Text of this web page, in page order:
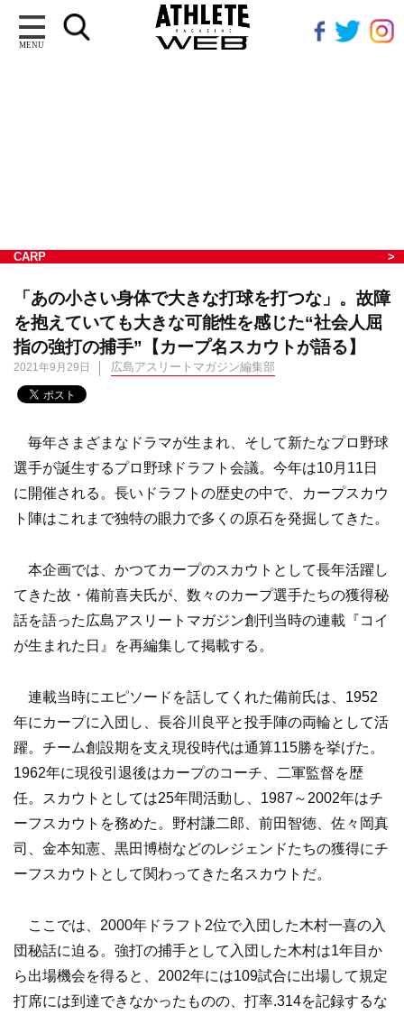
MENU
CARP
「あの小さい身体で大きな打球を打つな」。故障
を抱えていても大きな可能性を感じた“社会人屈
指の強打の捕手”【カープ名スカウトが語る】
2021年9月29日 広島アスリートマガジン編集部
毎年さまざまなドラマが生まれ、そして新たなプロ野球
選手が誕生するプロ野球ドラフト会議。今年は10月11日
に開催される。長いドラフトの歴史の中で、カープスカウ
ト陣はこれまで独特の眼力で多くの原石を発掘してきた。
本企画では、かつてカープのスカウトとして長年活躍し
てきた故・備前喜夫氏が、数々のカープ選手たちの獲得秘
話を語った広島アスリートマガジン創刊当時の連載『コイ
が生まれた日』を再編集して掲載する。
連載当時にエピソードを話してくれた備前氏は、1952
年にカープに入団し、長谷川良平と投手陣の両輪として活
躍。チーム創設期を支え現役時代は通算115勝を挙げた。
1962年に現役引退後はカープのコーチ、二軍監督を歴
任。スカウトとしては25年間活動し、1987～2002年はチ
ーフスカウトを務めた。野村謙二郎、前田智徳、佐々岡真
司、金本知憲、黒田博樹などのレジェンドたちの獲得にチ
ーフスカウトとして関わってきた名スカウトだ。
ここでは、2000年ドラフト2位で入団した木村一喜の入
団秘話に迫る。強打の捕手として入団した木村は1年目か
ら出場機会を得ると、2002年には109試合に出場して規定
打席には到達できなかったものの、打率.314を記録するな